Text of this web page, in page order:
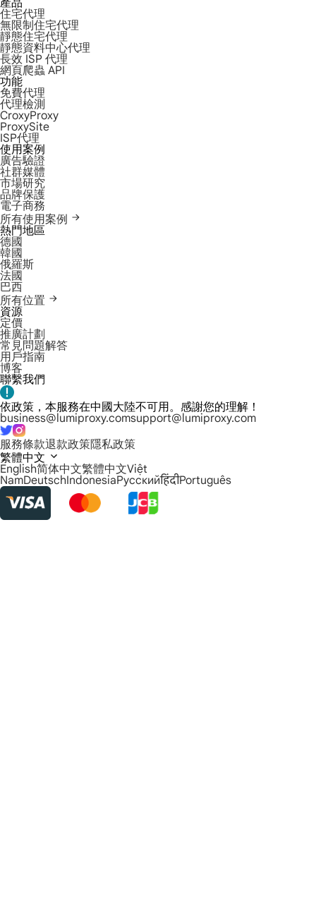
產品
住宅代理
無限制住宅代理
靜態住宅代理
靜態資料中心代理
長效 ISP 代理
網頁爬蟲 API
功能
免費代理
代理檢測
CroxyProxy
ProxySite
ISP代理
使用案例
廣告驗證
社群媒體
市場研究
品牌保護
電子商務
所有使用案例
熱門地區
德國
韓國
俄羅斯
法國
巴西
所有位置
資源
定價
推廣計劃
常見問題解答
用戶指南
博客
聯繫我們
依政策，本服務在中國大陸不可用。感謝您的理解！
business@lumiproxy.comsupport@lumiproxy.com
服務條款退款政策隱私政策
繁體中文
English简体中文繁體中文Việt
NamDeutschIndonesiaРусскийहिंदीPortuguês